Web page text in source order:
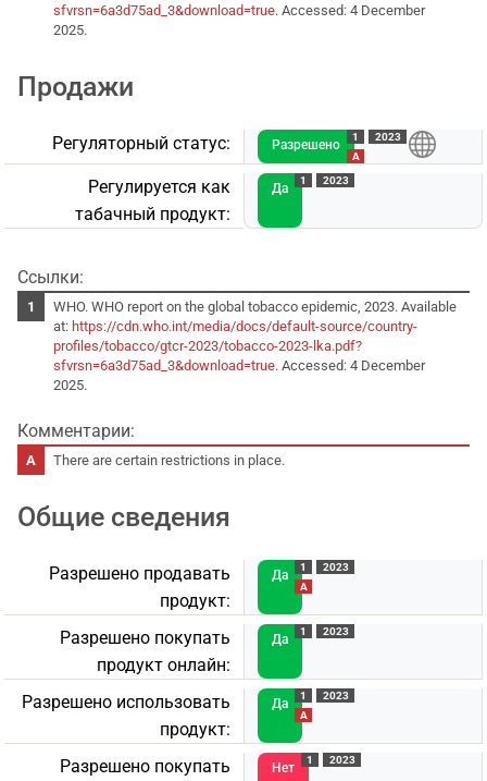
sfvrsn=6a3d75ad_3&download=true. Accessed: 4 December
2025.
Продажи
Регуляторный статус: Разрешено
1
A
2023
Регулируется как
табачный продукт:
Да
1 2023
Ссылки:
WHO. WHO report on the global tobacco epidemic, 2023. Available
at: https://cdn.who.int/media/docs/default-source/country-
profiles/tobacco/gtcr-2023/tobacco-2023-lka.pdf?
sfvrsn=6a3d75ad_3&download=true. Accessed: 4 December
2025.
Комментарии:
There are certain restrictions in place.
Общие сведения
Разрешено продавать
продукт:
Да
1
A
2023
Разрешено покупать
продукт онлайн:
Да
1 2023
Разрешено использовать
продукт:
Да
1
A
2023
Разрешено покупать
Нет
1 2023